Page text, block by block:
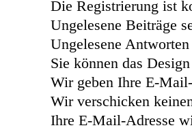
Die Registrierung ist
Ungelesene Beiträge
Ungelesene
Sie können das
Wir geben Ihre E-
Wir verschicken
Ihre E-Mail-Adresse